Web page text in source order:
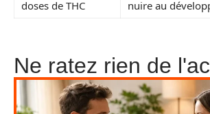
doses de THC
nuire au
Ne ratez rien de